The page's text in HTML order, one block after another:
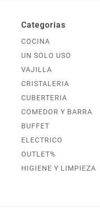
Categorias
COCINA
UN SOLO USO
VAJILLA
CRISTALERIA
CUBERTERIA
COMEDOR Y BARRA
BUFFET
ELECTRICO
OUTLET%
HIGIENE Y LIMPIEZA